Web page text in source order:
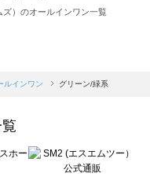
）のオールインワン一覧
オールインワン一覧
インワン一覧
ルインワン グリーン/緑系